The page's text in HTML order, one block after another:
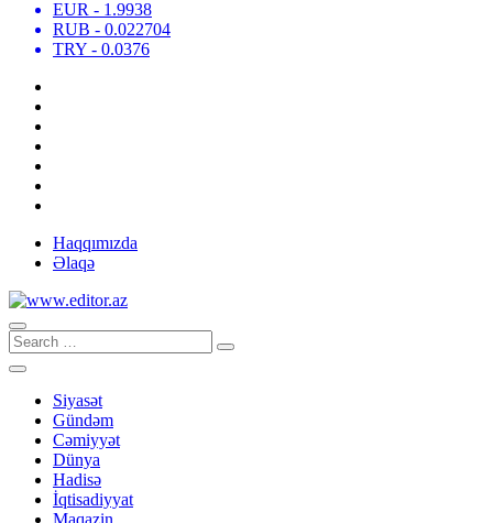
EUR - 1.9938
RUB - 0.022704
TRY - 0.0376
Haqqımızda
Əlaqə
Siyasət
Gündəm
Cəmiyyət
Dünya
Hadisə
İqtisadiyyat
Maqazin